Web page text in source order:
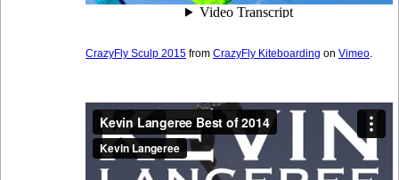
CrazyFly Sculp 2015 from CrazyFly Kiteboarding on Vimeo